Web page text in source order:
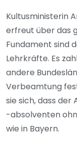
Kultusministerin
erfreut über das
Fundament sind
Lehrkräfte. Es
andere
Verbeamtung
sie sich, dass der
-absolventen
wie in Bayern.